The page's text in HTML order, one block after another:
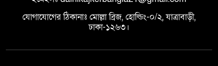
যোগাযোগের ঠিকানাঃ মোল্লা ব্রিজ, হোল্ডিং-০/২, যাত্রাবাড়ী,
ঢাকা-১২৬৩।